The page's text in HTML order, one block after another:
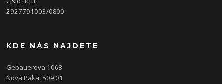
2927791003/0800
KDE NÁS NAJDETE
Gebauerova 1068
Nová Paka, 509 01